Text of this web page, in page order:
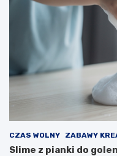
CZAS WOLNY ZABAWY
Slime z pianki do